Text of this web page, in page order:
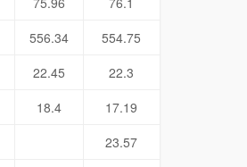
556.34
554.75
22.45
22.3
18.4
17.19
23.57